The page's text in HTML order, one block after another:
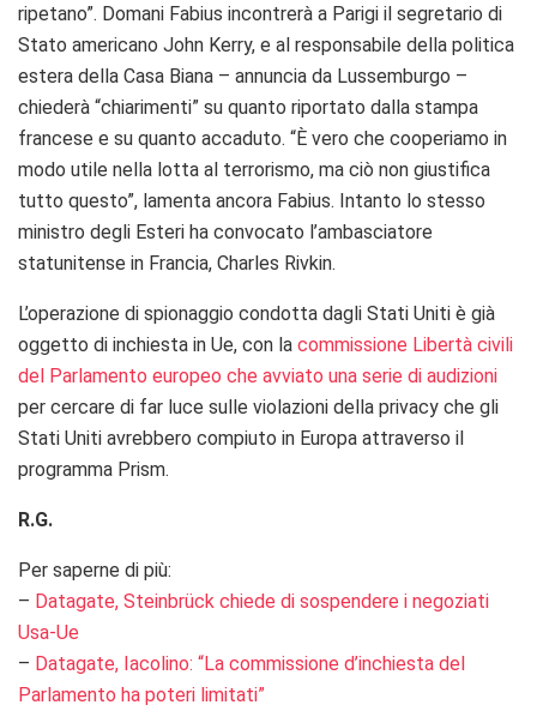
ripetano”. Domani Fabius incontrerà a Parigi il segretario di
Stato americano John Kerry, e al responsabile della politica
estera della Casa Biana – annuncia da Lussemburgo –
chiederà “chiarimenti” su quanto riportato dalla stampa
francese e su quanto accaduto. “È vero che cooperiamo in
modo utile nella lotta al terrorismo, ma ciò non giustifica
tutto questo”, lamenta ancora Fabius. Intanto lo stesso
ministro degli Esteri ha convocato l’ambasciatore
statunitense in Francia, Charles Rivkin.
L’operazione di spionaggio condotta dagli Stati Uniti è già
oggetto di inchiesta in Ue, con la commissione Libertà civili
del Parlamento europeo che avviato una serie di audizioni
per cercare di far luce sulle violazioni della privacy che gli
Stati Uniti avrebbero compiuto in Europa attraverso il
programma Prism.
R.G.
Per saperne di più:
– Datagate, Steinbrück chiede di sospendere i negoziati
Usa-Ue
– Datagate, Iacolino: “La commissione d’inchiesta del
Parlamento ha poteri limitati”